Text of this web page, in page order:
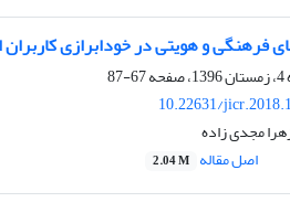
فرهنگی و هویتی در خودابرازی کاربران
67-87
10.22631/
مجدی زاده
اصل مقاله 2.04 M